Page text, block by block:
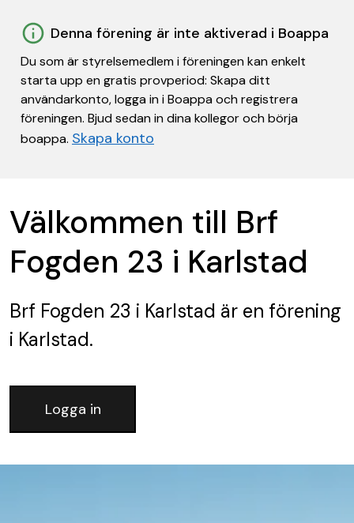
Denna förening är inte aktiverad i Boappa
Du som är styrelsemedlem i föreningen kan enkelt
starta upp en gratis provperiod: Skapa ditt
användarkonto, logga in i Boappa och registrera
föreningen. Bjud sedan in dina kollegor och börja
boappa. Skapa konto
Välkommen till Brf
Fogden 23 i Karlstad
Brf Fogden 23 i Karlstad är en förening
i Karlstad.
Logga in